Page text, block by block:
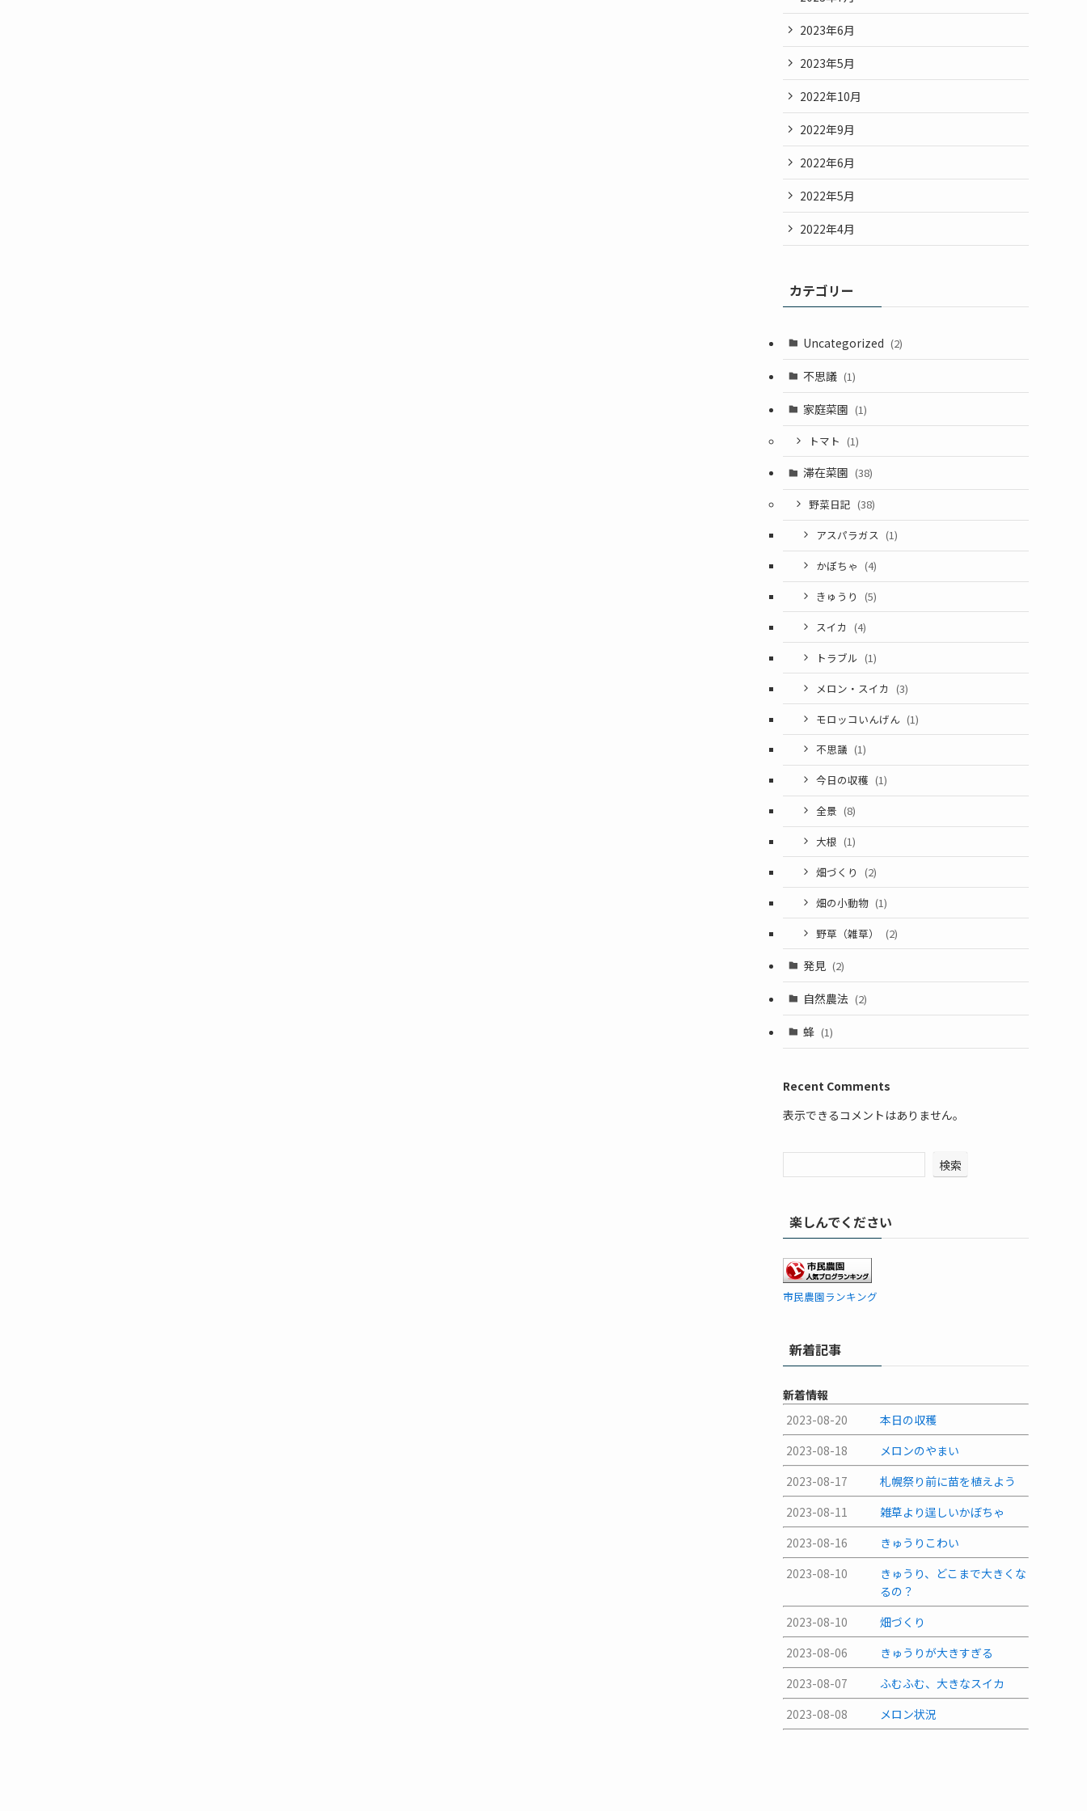
2023年6月
2023年5月
2022年10月
2022年9月
2022年6月
2022年5月
2022年4月
カテゴリー
Uncategorized (2)
不思議 (1)
家庭菜園 (1)
トマト (1)
滞在菜園 (38)
野菜日記 (38)
アスパラガス (1)
かぼちゃ (4)
きゅうり (5)
スイカ (4)
トラブル (1)
メロン・スイカ (3)
モロッコいんげん (1)
不思議 (1)
今日の収穫 (1)
全景 (8)
大根 (1)
畑づくり (2)
畑の小動物 (1)
野草（雑草）
(2)
発見 (2)
自然農法 (2)
蜂 (1)
Recent Comments
表示できるコメントはありません。
検索
楽しんでください
市民農園ランキング
新着記事
新着情報
2023-08-20
本日の収穫
2023-08-18
メロンのやまい
2023-08-17
札幌祭り前に苗を植えよう
2023-08-11
雑草より逞しいかぼちゃ
2023-08-16
きゅうりこわい
2023-08-10
きゅうり、どこまで大きくな
るの？
2023-08-10
畑づくり
2023-08-06
きゅうりが大きすぎる
2023-08-07
ふむふむ、大きなスイカ
2023-08-08
メロン状況